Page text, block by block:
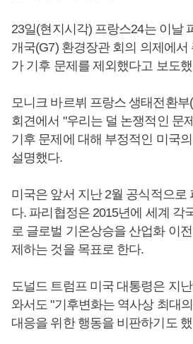
23일(현지시각) 프랑스24는 이날
개국(G7) 환경장관 회의 의제에
가 기후 문제를 제외했다고 보도
모니크 바르뷔 프랑스 생태전환
회견에서 "우리는 덜 논쟁적인 문
기후 문제에 대해 부정적인 미국
설명했다.
미국은 앞서 지난 2월 공식적으로
다. 파리협정은 2015년에 세계 각
로 글로벌 기온상승을 산업화 이
제하는 것을 목표로 한다.
도널드 트럼프 미국 대통령은 지
와서도 "기후변화는 역사상 최대
대응을 위한 행동을 비판하기도